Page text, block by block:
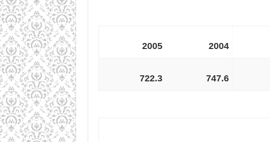
2004
2005
747.6
722.3